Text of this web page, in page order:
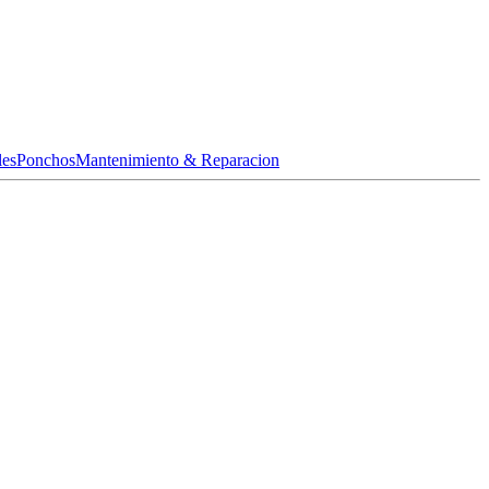
PonchosMantenimiento & Reparacion